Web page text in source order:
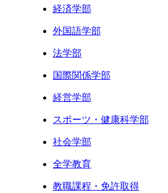
経済学部
外国語学部
法学部
国際関係学部
経営学部
スポーツ・健康科学部
社会学部
全学教育
教職課程・免許取得